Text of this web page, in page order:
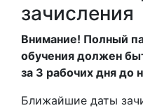
зачисления
Внимание! Полный
обучения должен
за 3 рабочих дня до
Ближайшие даты